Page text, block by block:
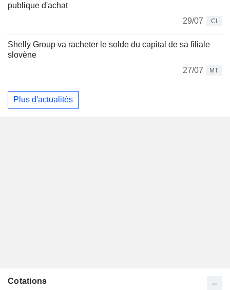
publique d'achat
29/07
CI
Shelly Group va racheter le solde du capital de sa filiale
slovène
27/07
MT
Plus d'actualités
Cotations